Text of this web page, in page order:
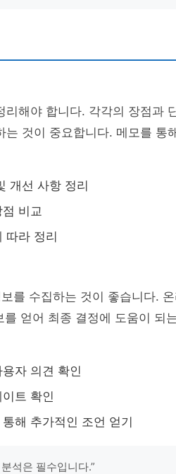
리해야 합니다. 각각의 장점과
것이 중요합니다. 메모를 통
개선 사항 정리
비교
따라 정리
를 수집하는 것이 좋습니다.
얻어 최종 결정에 도움이 되
자 의견 확인
트 확인
해 추가적인 조언 얻기
석은 필수입니다.”